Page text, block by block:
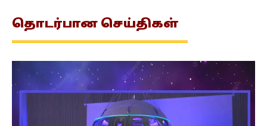
தொடர்பான செய்திகள்